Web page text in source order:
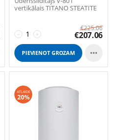
vertikālais TITANO STEATITE
+
−
€225.06
€207.06
PIEVIENOT GROZAM 
ATLAIDE
20%